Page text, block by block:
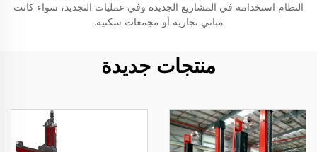
النظام استخدامه في المشاريع الجديدة وفي عمليات التجديد، سواء كانت
مباني تجارية أو مجمعات سكنية.
منتجات جديدة